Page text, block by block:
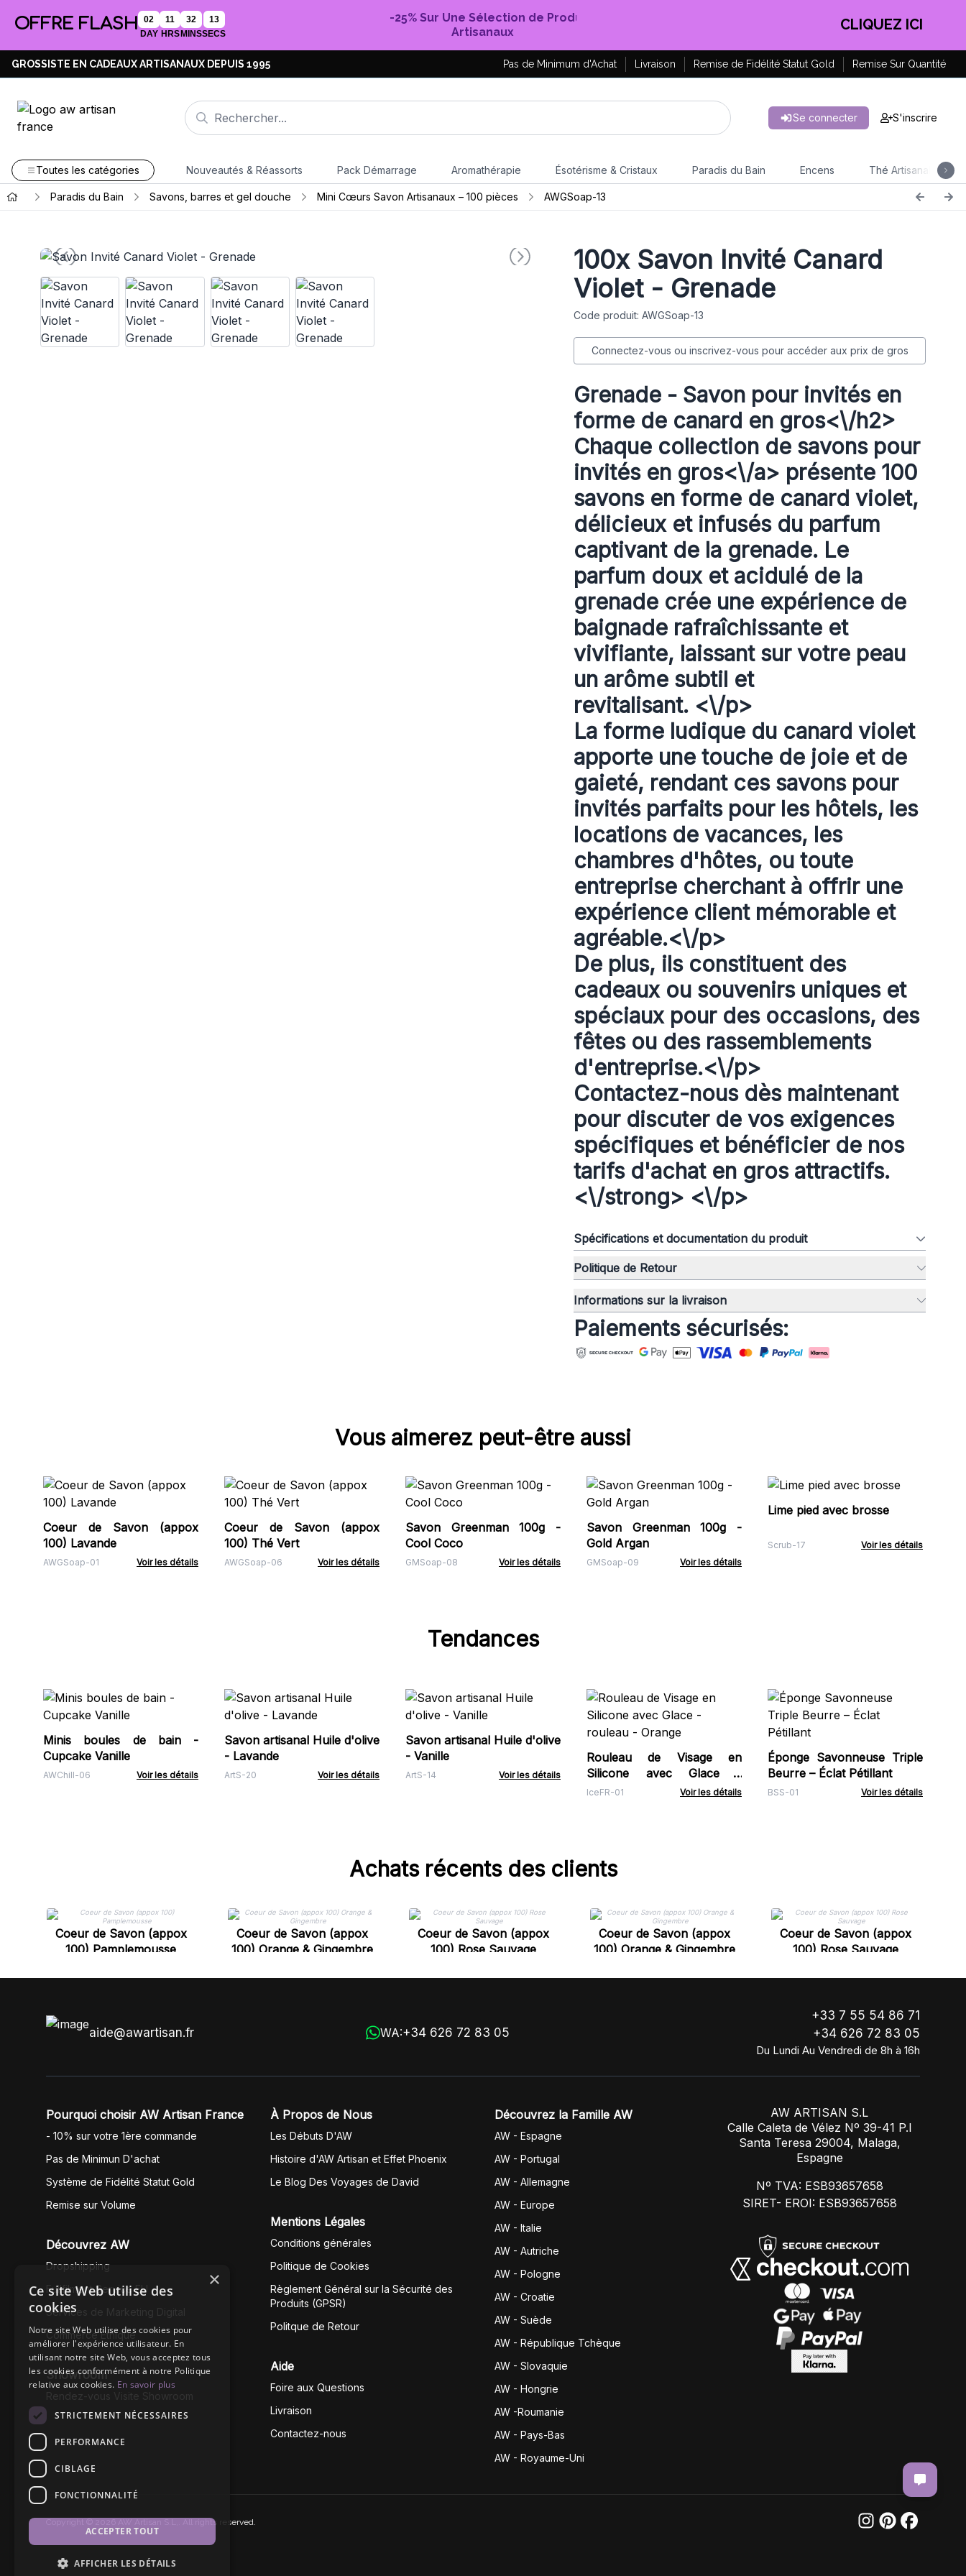
OFFRE FLASH
02
DAY
11
HRS
32
MINS
12
SECS
-25% Sur Une Sélection de Produits
Artisanaux
EN PROFITER !
GROSSISTE EN CADEAUX ARTISANAUX DEPUIS 1995 Pas de Minimum d'Achat Livraison Remise de Fidélité Statut Gold Remise Sur Quantité
Se connecter S'inscrire
Toutes les catégories Nouveautés & Réassorts Pack Démarrage Aromathérapie Ésotérisme & Cristaux Paradis du Bain Encens Thé Artisanal
Paradis du Bain Savons, barres et gel douche Mini Cœurs Savon Artisanaux – 100 pièces AWGSoap-13
100xSavon Invité Canard
Violet - Grenade
Code produit: AWGSoap-13
Connectez-vous ou inscrivez-vous pour accéder aux prix de gros
Grenade - Savon pour invités en
forme de canard en gros<\/h2>
Chaque collection de savons pour
invités en gros<\/a> présente 100
savons en forme de canard violet,
délicieux et infusés du parfum
captivant de la grenade. Le
parfum doux et acidulé de la
grenade crée une expérience de
baignade rafraîchissante et
vivifiante, laissant sur votre peau
un arôme subtil et
revitalisant. <\/p>
La forme ludique du canard violet
apporte une touche de joie et de
gaieté, rendant ces savons pour
invités parfaits pour les hôtels, les
locations de vacances, les
chambres d'hôtes, ou toute
entreprise cherchant à offrir une
expérience client mémorable et
agréable.<\/p>
De plus, ils constituent des
cadeaux ou souvenirs uniques et
spéciaux pour des occasions, des
fêtes ou des rassemblements
d'entreprise.<\/p>
Contactez-nous dès maintenant
pour discuter de vos exigences
spécifiques et bénéficier de nos
tarifs d'achat en gros attractifs.
<\/strong> <\/p>
Spécifications et documentation du produit
Politique de Retour
Informations sur la livraison
Paiements sécurisés:
Vous aimerez peut-être aussi
Coeur de Savon (appox
100) Lavande
AWGSoap-01 Voir les détails
Coeur de Savon (appox
100) Thé Vert
AWGSoap-06 Voir les détails
Savon Greenman 100g -
Cool Coco
GMSoap-08 Voir les détails
Savon Greenman 100g -
Gold Argan
GMSoap-09 Voir les détails
Lime pied avec brosse
Scrub-17 Voir les détails
Tendances
Minis boules de bain -
Cupcake Vanille
AWChill-06 Voir les détails
Savon artisanal Huile d'olive
- Lavande
ArtS-20 Voir les détails
Savon artisanal Huile d'olive
- Vanille
ArtS-14 Voir les détails
Rouleau de Visage en
Silicone avec Glace -
rouleau - Orange
IceFR-01 Voir les détails
Éponge Savonneuse Triple
Beurre – Éclat Pétillant
BSS-01 Voir les détails
Achats récents des clients
Coeur de Savon (appox
100) Pamplemousse
Coeur de Savon (appox
100) Orange & Gingembre
Coeur de Savon (appox
100) Rose Sauvage
Coeur de Savon (appox
100) Orange & Gingembre
Coeur de Savon (appox
100) Rose Sauvage
aide@awartisan.fr WA:+34 626 72 83 05
+33 7 55 54 86 71
+34 626 72 83 05
Du Lundi Au Vendredi de 8h à 16h
Pourquoi choisir AW Artisan France
- 10% sur votre 1ère commande
Pas de Minimun D'achat
Système de Fidélité Statut Gold
Remise sur Volume
Découvrez AW
Dropshipping
Fullfilment Service EU
Services de Marketing Digital
Commerce Éthique
Showroom
À Propos de Nous
Les Débuts D'AW
Histoire d'AW Artisan et Effet Phoenix
Le Blog Des Voyages de David
Mentions Légales
Conditions générales
Politique de Cookies
Règlement Général sur la Sécurité des
Produits (GPSR)
Politque de Retour
Aide
Foire aux Questions
Livraison
Contactez-nous
Découvrez la Famille AW
AW - Espagne
AW - Portugal
AW - Allemagne
AW - Europe
AW - Italie
AW - Autriche
AW - Pologne
AW - Croatie
AW - Suède
AW - République Tchèque
AW - Slovaquie
AW - Hongrie
AW -Roumanie
AW - Pays-Bas
AW - Royaume-Uni
AW ARTISAN S.L
Calle Caleta de Vélez Nº 39-41 P.I
Santa Teresa 29004, Malaga,
Espagne
Nº TVA: ESB93657658
SIRET- EROI: ESB93657658
Copyright © 2026 AW Artisan S.L,. All rights reserved.
×
Ce site Web utilise des
cookies
Notre site Web utilise des cookies pour
améliorer l'expérience utilisateur. En
utilisant notre site Web, vous acceptez tous
les cookies conformément à notre Politique
relative aux cookies. En savoir plus
STRICTEMENT NÉCESSAIRES
PERFORMANCE
CIBLAGE
FONCTIONNALITÉ
ACCEPTER TOUT
AFFICHER LES DÉTAILS